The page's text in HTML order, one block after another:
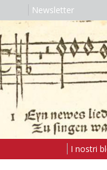
Newsletter
I nostri